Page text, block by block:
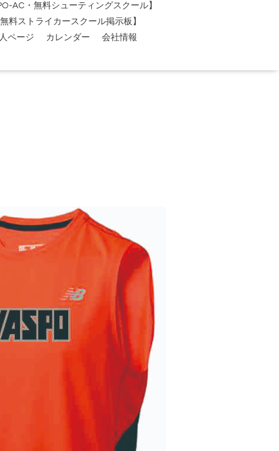
AC・無料シューティングスクール】
無料ストライカースクール掲示板】
ページ カレンダー
会社情報